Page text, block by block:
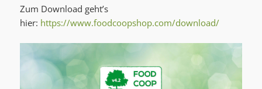
Zum Download geht’s
hier: https://www.foodcoopshop.com/download/